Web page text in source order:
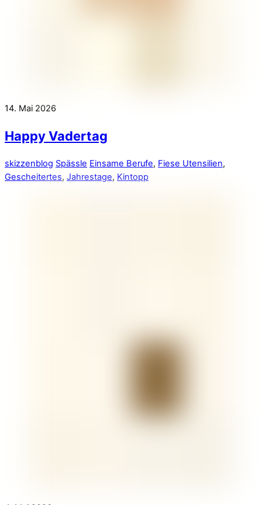
14. Mai 2026
Happy Vadertag
skizzenblog Spässle Einsame Berufe, Fiese Utensilien,
Gescheitertes, Jahrestage, Kintopp